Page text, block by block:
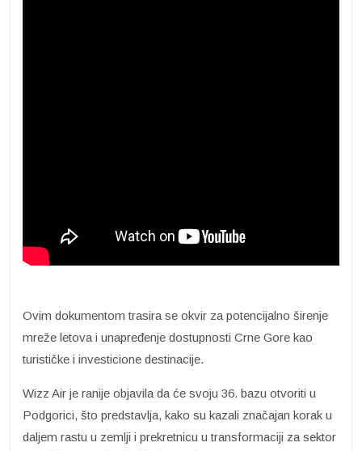
Ovim dokumentom trasira se okvir za potencijalno širenje
mreže letova i unapređenje dostupnosti Crne Gore kao
turističke i investicione destinacije.
Wizz Air je ranije objavila da će svoju 36. bazu otvoriti u
Podgorici, što predstavlja, kako su kazali značajan korak u
daljem rastu u zemlji i prekretnicu u transformaciji za sektor